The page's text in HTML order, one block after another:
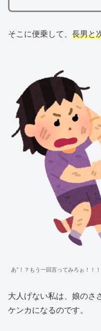
そこに便乗して、 長男と
あ”！？もう一回言ってみろぉ！！！
大人げない私は、娘のさ
ケンカになるのです。